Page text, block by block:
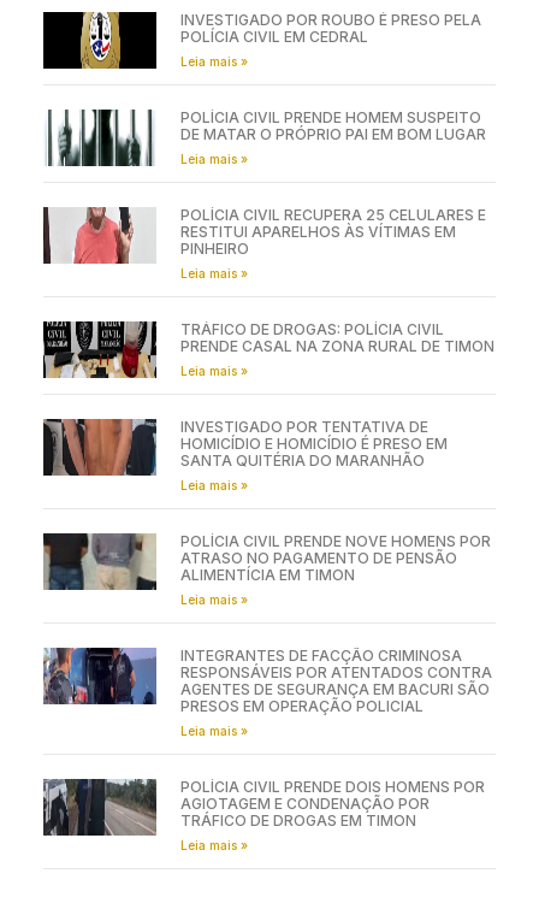
INVESTIGADO POR ROUBO É PRESO PELA
POLÍCIA CIVIL EM CEDRAL
Leia mais »
POLÍCIA CIVIL PRENDE HOMEM SUSPEITO
DE MATAR O PRÓPRIO PAI EM BOM LUGAR
Leia mais »
POLÍCIA CIVIL RECUPERA 25 CELULARES E
RESTITUI APARELHOS ÀS VÍTIMAS EM
PINHEIRO
Leia mais »
TRÁFICO DE DROGAS: POLÍCIA CIVIL
PRENDE CASAL NA ZONA RURAL DE TIMON
Leia mais »
INVESTIGADO POR TENTATIVA DE
HOMICÍDIO E HOMICÍDIO É PRESO EM
SANTA QUITÉRIA DO MARANHÃO
Leia mais »
POLÍCIA CIVIL PRENDE NOVE HOMENS POR
ATRASO NO PAGAMENTO DE PENSÃO
ALIMENTÍCIA EM TIMON
Leia mais »
INTEGRANTES DE FACÇÃO CRIMINOSA
RESPONSÁVEIS POR ATENTADOS CONTRA
AGENTES DE SEGURANÇA EM BACURI SÃO
PRESOS EM OPERAÇÃO POLICIAL
Leia mais »
POLÍCIA CIVIL PRENDE DOIS HOMENS POR
AGIOTAGEM E CONDENAÇÃO POR
TRÁFICO DE DROGAS EM TIMON
Leia mais »